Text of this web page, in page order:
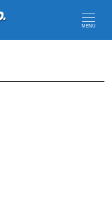
MENU